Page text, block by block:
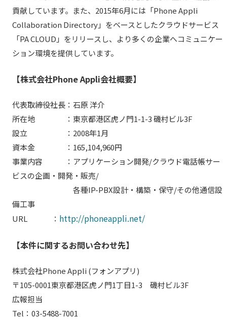
貢献しています。また、2015年6月には「Phone Appli
Collaboration Directory」をベースとしたクラウドサービス
「PA CLOUD」をリリースし、より多くの企業へコミュニケー
ション環境を提供しています。
【株式会社Phone Appli会社概要】
代表取締役社長：石原 洋介
所在地 ：東京都港区虎ノ門1-1-3 磯村ビル3F
設立 ：2008年1月
資本金 ：165,104,960円
事業内容 ：アプリケーション開発/クラウド電話帳サー
ビスの企画・開発・販売/
各種IP-PBX設計・構築・保守/その他通信設
備工事
URL ： http://phoneappli.net/
【本件に関するお問い合わせ先】
株式会社Phone Appli (フォンアプリ)
〒105-0001東京都港区虎ノ門1丁目1-3 磯村ビル3F
広報担当
Tel：03-5488-7001